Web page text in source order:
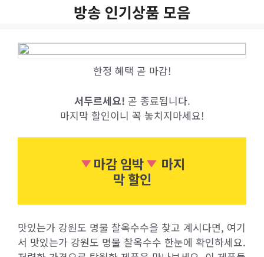
방송 인기상품 모음
한정 혜택 곧 마감!
서두르세요! 곧 종료됩니다.
마지막 할인이니 꼭 놓치지마세요!
마감 임박
마지
막 할인
맛있는가 강원도 명물 찰옥수수을 찾고 계시다면, 여기
서 맛있는가 강원도 명물 찰옥수수 한눈에 확인하세요.